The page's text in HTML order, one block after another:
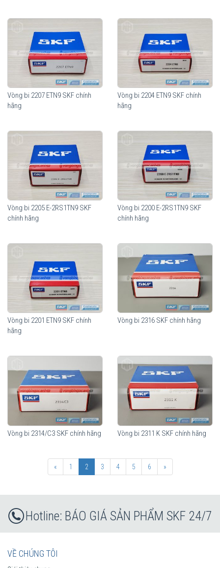
Vòng bi 2207 ETN9 SKF chính
hãng
Vòng bi 2204 ETN9 SKF chính
hãng
Vòng bi 2205 E-2RS1TN9 SKF
chính hãng
Vòng bi 2200 E-2RS1TN9 SKF
chính hãng
Vòng bi 2201 ETN9 SKF chính
hãng
Vòng bi 2316 SKF chính hãng
Vòng bi 2314/C3 SKF chính hãng Vòng bi 2311 K SKF chính hãng
« 1 2 3 4 5 6 »
BÁO GIÁ SẢN PHẨM SKF 24/7
VỀ CHÚNG TÔI